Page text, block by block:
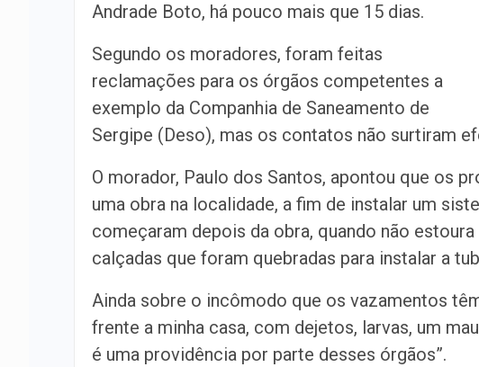
Andrade Boto, há pouco mais que 15 dias.
Segundo os moradores, foram feitas
reclamações para os órgãos competentes a
exemplo da Companhia de Saneamento de
Sergipe (Deso), mas os contatos não surtiram
O morador, Paulo dos Santos, apontou que os
uma obra na localidade, a fim de instalar um
começaram depois da obra, quando não
calçadas que foram quebradas para instalar a
Ainda sobre o incômodo que os vazamentos
frente a minha casa, com dejetos, larvas, um
é uma providência por parte desses órgãos”.